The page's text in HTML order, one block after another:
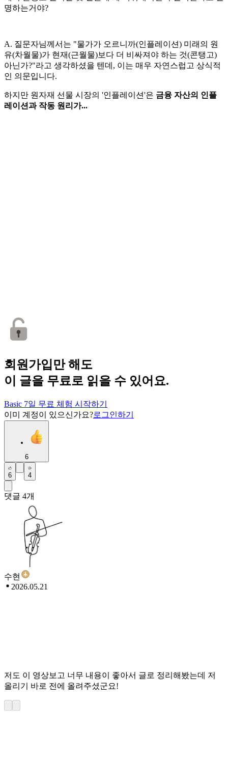
명하는거야?
A. 질문자님께서는 "물가가 오르니까(인플레이션) 미래의 원
유(차월물)가 현재(근월물)보다 더 비싸져야 하는 것(콘탱고)
아닌가?"라고 생각하셨을 텐데, 이는 매우 자연스럽고 상식적
인 의문입니다.
하지만 원자재 선물 시장의 '인플레이션'은 금융 자산의 인플
레이션과 작동 원리가...
회원가입만 해도
이 글을 무료로 읽을 수 있어요.
Basic 7일 무료 체험 시작하기
이미 계정이 있으신가요?로그인하기
6
6 4
댓글 4개
수현
2026.05.21
저도 이 영상보고 너무 내용이 좋아서 글로 정리해봤는데 저
올리기 바로 전에 올려주셨군요!